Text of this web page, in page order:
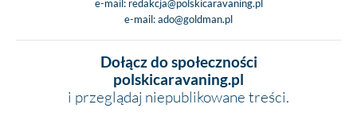
e-mail: redakcja@polskicaravaning.pl
e-mail:ado@goldman.pl
Dołącz do społeczności
polskicaravaning.pl
i przeglądaj niepublikowane treści.